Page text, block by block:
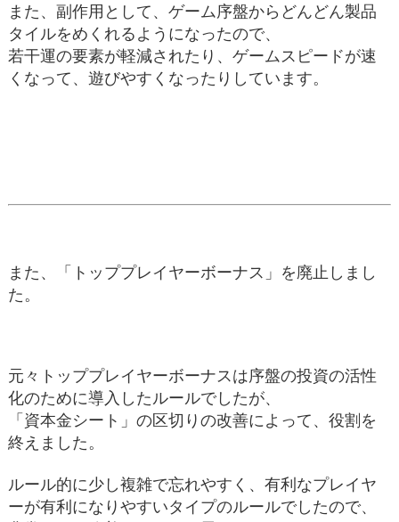
また、副作用として、ゲーム序盤からどんどん製品
タイルをめくれるようになったので、
若干運の要素が軽減されたり、ゲームスピードが速
くなって、遊びやすくなったりしています。
また、「トッププレイヤーボーナス」を廃止しまし
た。
元々トッププレイヤーボーナスは序盤の投資の活性
化のために導入したルールでしたが、
「資本金シート」の区切りの改善によって、役割を
終えました。
ルール的に少し複雑で忘れやすく、有利なプレイヤ
ーが有利になりやすいタイプのルールでしたので、